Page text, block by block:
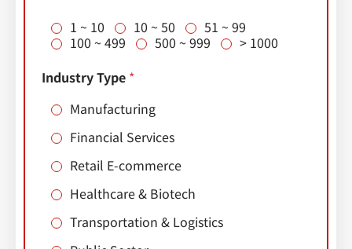
1 ~ 10
10 ~ 50
51 ~ 99
100 ~ 499
500 ~ 999
> 1000
Industry Type *
Manufacturing
Financial Services
Retail E-commerce
Healthcare & Biotech
Transportation & Logistics